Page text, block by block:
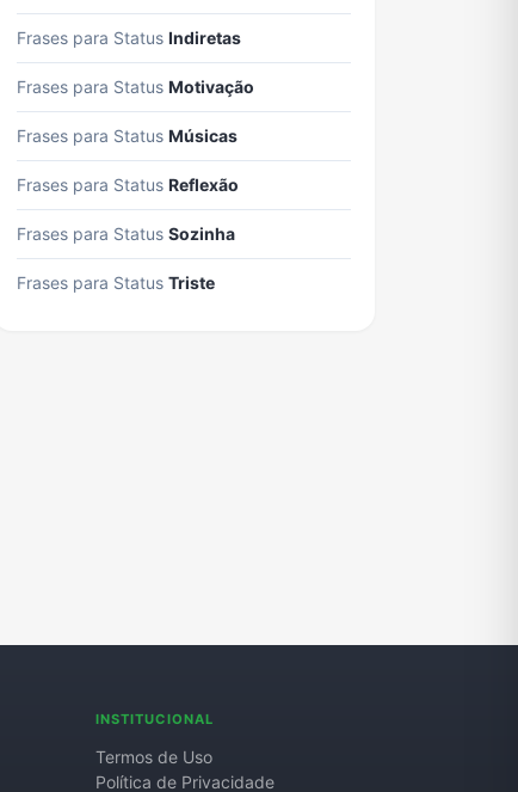
Frases para Status Indiretas
Frases para Status Motivação
Frases para Status Músicas
Frases para Status Reflexão
Frases para Status Sozinha
Frases para Status Triste
INSTITUCIONAL
Termos de Uso
Política de Privacidade